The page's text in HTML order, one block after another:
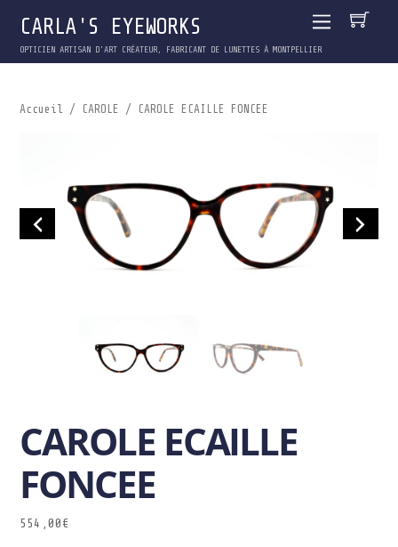
CARLA'S EYEWORKS
OPTICIEN ARTISAN D'ART CRÉATEUR, FABRICANT DE LUNETTES À MONTPELLIER
Accueil / CAROLE / CAROLE ECAILLE FONCEE
CAROLE ECAILLE
FONCEE
554,00 €